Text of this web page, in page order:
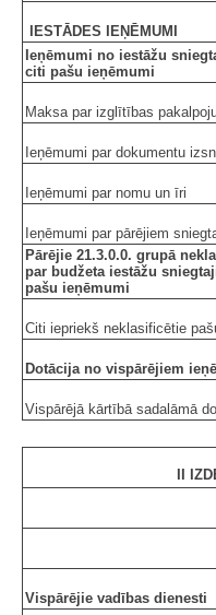
IESTĀDES IEŅĒMUMI
Ieņēmumi no iestāžu
citi pašu ieņēmumi
Maksa par izglītības
Ieņēmumi par dokumentu
Ieņēmumi par nomu un īri
Ieņēmumi par pārējiem
Pārējie 21.3.0.0. grupā
par budžeta iestāžu
pašu ieņēmumi
Citi iepriekš neklasificētie
Dotācija no vispārējiem
Vispārējā kārtībā sadalāmā
II
Vispārējie vadības dienesti